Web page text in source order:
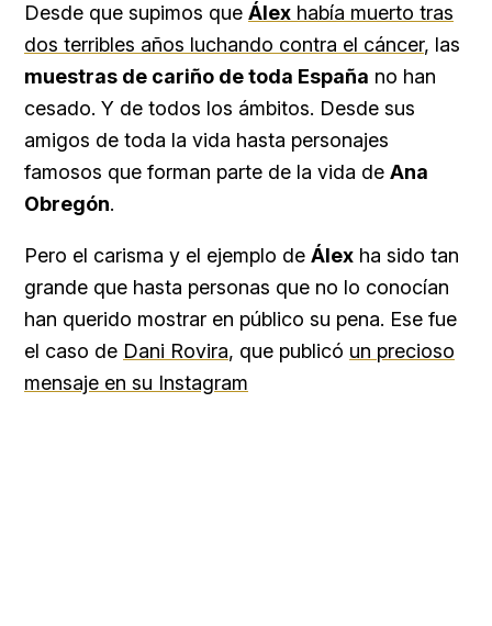
Desde que supimos que Álex había muerto tras
dos terribles años luchando contra el cáncer, las
muestras de cariño de toda España no han
cesado. Y de todos los ámbitos. Desde sus
amigos de toda la vida hasta personajes
famosos que forman parte de la vida de Ana
Obregón.
Pero el carisma y el ejemplo de Álex ha sido tan
grande que hasta personas que no lo conocían
han querido mostrar en público su pena. Ese fue
el caso de Dani Rovira, que publicó un precioso
mensaje en su Instagram